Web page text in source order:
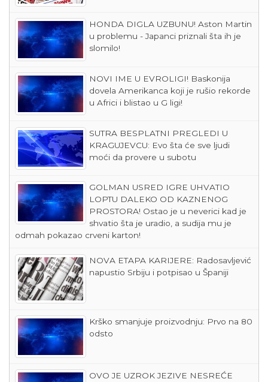
HONDA DIGLA UZBUNU! Aston Martin
u problemu - Japanci priznali šta ih je
slomilo!
NOVI IME U EVROLIGI! Baskonija
dovela Amerikanca koji je rušio rekorde
u Africi i blistao u G ligi!
SUTRA BESPLATNI PREGLEDI U
KRAGUJEVCU: Evo šta će sve ljudi
moći da provere u subotu
GOLMAN USRED IGRE UHVATIO
LOPTU DALEKO OD KAZNENOG
PROSTORA! Ostao je u neverici kad je
shvatio šta je uradio, a sudija mu je
odmah pokazao crveni karton!
NOVA ETAPA KARIJERE: Radosavljević
napustio Srbiju i potpisao u Španiji
Krško smanjuje proizvodnju: Prvo na 80
odsto
OVO JE UZROK JEZIVE NESREĆE